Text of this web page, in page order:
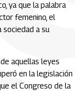
ya que la palabra
femenino, el
sociedad a su
aquellas leyes
en la legislación
el Congreso de la